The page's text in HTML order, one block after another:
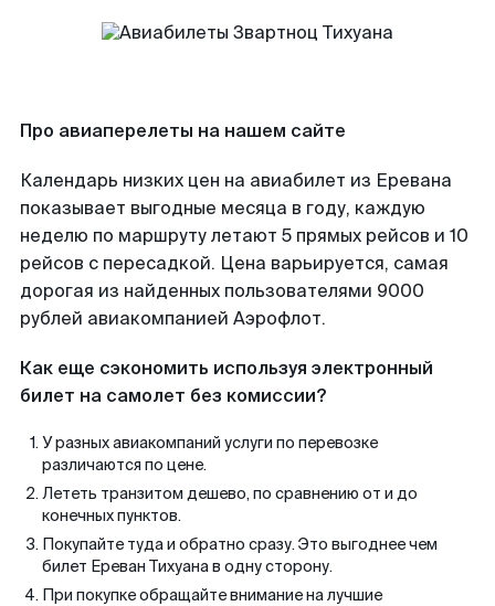
Про авиаперелеты на нашем сайте
Календарь низких цен на авиабилет из Еревана
показывает выгодные месяца в году, каждую
неделю по маршруту летают 5 прямых рейсов и 10
рейсов с пересадкой. Цена варьируется, самая
дорогая из найденных пользователями 9000
рублей авиакомпанией Аэрофлот.
Как еще сэкономить используя электронный
билет на самолет без комиссии?
У разных авиакомпаний услуги по перевозке
различаются по цене.
Лететь транзитом дешево, по сравнению от и до
конечных пунктов.
Покупайте туда и обратно сразу. Это выгоднее чем
билет Ереван Тихуана в одну сторону.
При покупке обращайте внимание на лучшие